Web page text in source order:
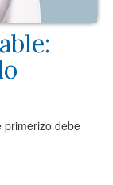
primerizo debe